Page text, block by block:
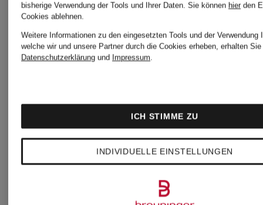
kudibal
FENDI
GIVENCHY
SANDRO
BEACH
bisherige Verwendung der Tools und Ihrer Daten. Sie können hier den
Cookies ablehnen.
Weitere Informationen zu den eingesetzten Tools und der Verwendung
welche wir und unsere Partner durch die Cookies erheben, erhalten
Datenschutzerklärung und Impressum.
INDIVIDUELLE EINSTELLUNGEN
ICH STIMME ZU